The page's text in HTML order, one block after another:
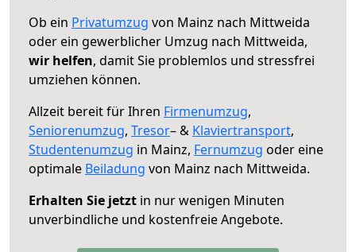
Ob ein Privatumzug von Mainz nach Mittweida
oder ein gewerblicher Umzug nach Mittweida,
wir helfen, damit Sie problemlos und stressfrei
umziehen können.
Allzeit bereit für Ihren Firmenumzug,
Seniorenumzug, Tresor– & Klaviertransport,
Studentenumzug in Mainz, Fernumzug oder eine
optimale Beiladung von Mainz nach Mittweida.
Erhalten Sie jetzt in nur wenigen Minuten
unverbindliche und kostenfreie Angebote.